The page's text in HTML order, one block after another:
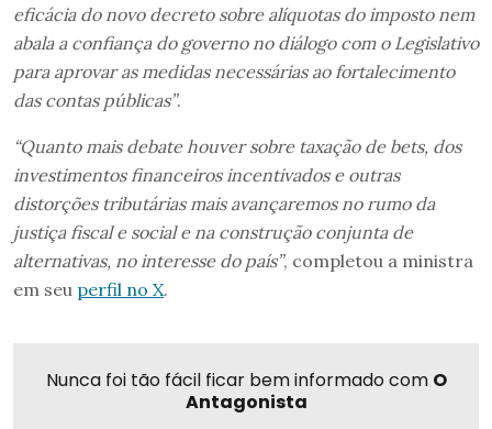
eficácia do novo decreto sobre alíquotas do imposto nem
abala a confiança do governo no diálogo com o Legislativo
para aprovar as medidas necessárias ao fortalecimento
das contas públicas”.
“Quanto mais debate houver sobre taxação de bets, dos
investimentos financeiros incentivados e outras
distorções tributárias mais avançaremos no rumo da
justiça fiscal e social e na construção conjunta de
alternativas, no interesse do país”, completou a ministra
em seu perfil no X.
Nunca foi tão fácil ficar bem informado com O
Antagonista